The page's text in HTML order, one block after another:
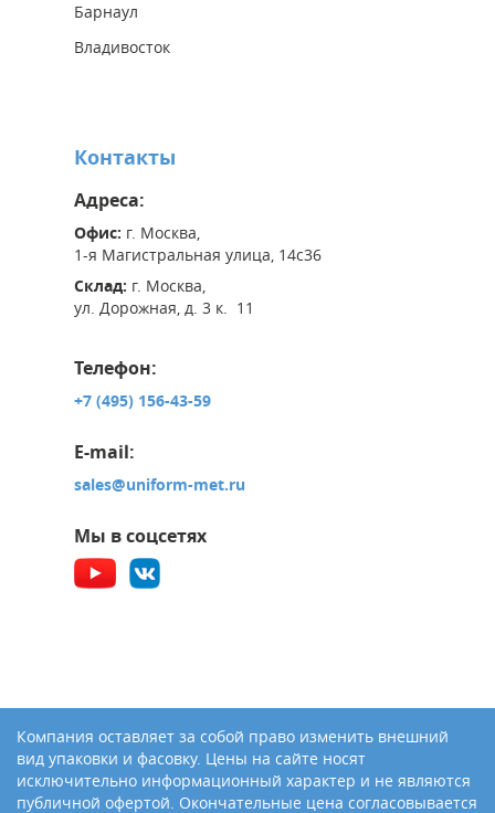
Барнаул
Владивосток
Контакты
Адреса:
Офис: г. Москва,
1-я Магистральная улица, 14с36
Склад: г. Москва,
ул. Дорожная, д. 3 к. 11
Телефон:
+7 (495) 156-43-59
E-mail:
sales@uniform-met.ru
Мы в соцсетях
Компания оставляет за собой право изменить внешний
вид упаковки и фасовку. Цены на сайте носят
исключительно информационный характер и не являются
публичной офертой. Окончательные цена согласовывается